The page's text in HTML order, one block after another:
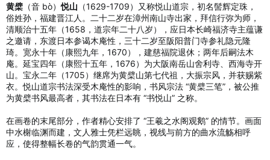
黄檗 （音 bò）悦山 （1629-1709）又称悦山道宗，初名髻辉定珠，
俗姓孙，福建晋江人。二十二岁在漳州南山寺出家，拜信行弥为师，
清顺治十五年（1658，道宗年二十八岁），应日本长崎福济寺主蕴谦
之邀请，东渡日本参谒木庵性，三十二岁至阪阳普门寺参礼隐元隆
琦。宽永十年（康熙九年，1670），建慈福院退休；两年后嗣法木
庵。延宝四年（康熙十五年，1676）为大阪南岳山舍利寺、西海寺开
山。宝永二年（1705）继席为黄檗山第七代祖，大振宗风，并获赐紫
衣。悦山道宗书法深受木庵性的影响，书风宗法 “黄檗三笔”，被公推
为黄檗书风最高者，其书法在日本有 “书悦山” 之称。
在画卷的末尾部分，作者精心安排了 “王羲之水阁观鹅” 的情节。画面
中水榭临渊而建，文人雅士凭栏远眺，视线与前方的曲水流觞相呼
应，使得整幅长卷的气韵贯通一气。